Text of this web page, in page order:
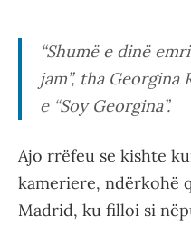
“Shumë e dinë
jam”, tha
e “Soy Georgina”.
Ajo rrëfeu se kishte
kameriere, ndërkohë
Madrid, ku filloi si